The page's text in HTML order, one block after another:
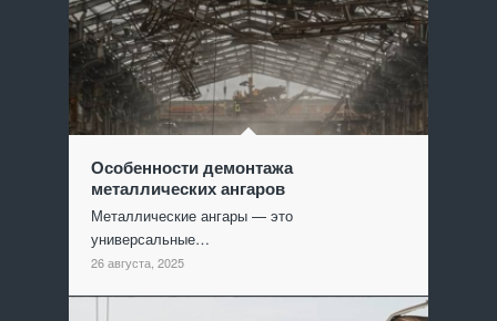
Особенности демонтажа
металлических ангаров
Металлические ангары — это
универсальные…
26 августа, 2025